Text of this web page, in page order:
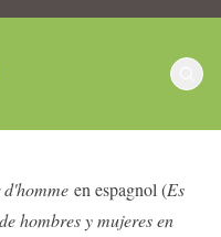
en espagnol (Es
hombres y mujeres en